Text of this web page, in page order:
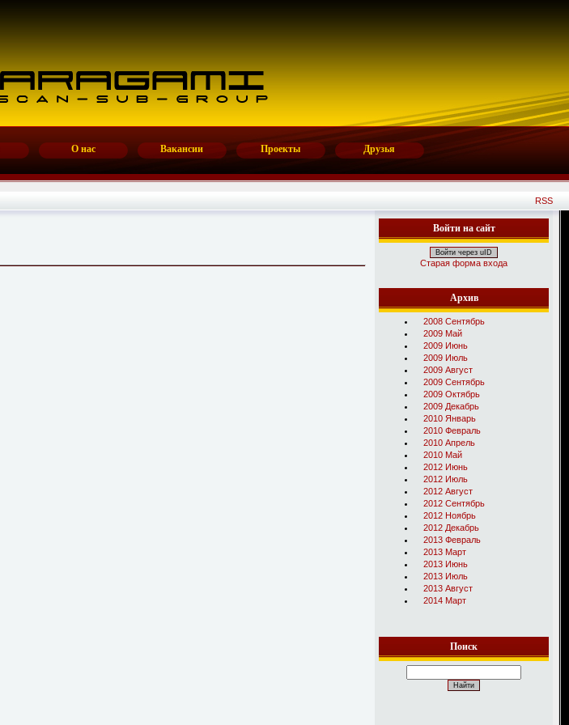
О нас Вакансии Проекты Друзья
RSS
Войти на сайт
Войти через uID
Старая форма входа
Архив
2008 Сентябрь
2009 Май
2009 Июнь
2009 Июль
2009 Август
2009 Сентябрь
2009 Октябрь
2009 Декабрь
2010 Январь
2010 Февраль
2010 Апрель
2010 Май
2012 Июнь
2012 Июль
2012 Август
2012 Сентябрь
2012 Ноябрь
2012 Декабрь
2013 Февраль
2013 Март
2013 Июнь
2013 Июль
2013 Август
2014 Март
Поиск